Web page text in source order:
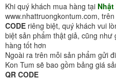
Khi quý khách mua hàng tại
www.nhattruongkontum.com,
CODE riêng biệt, quý khách vui
biệt sản phẩm thật giả, cũng như
hàng tốt hơn
Ngoài ra trên mỗi sản phẩm gửi
Kon Tum sẽ bao gồm bảng giá
QR CODE